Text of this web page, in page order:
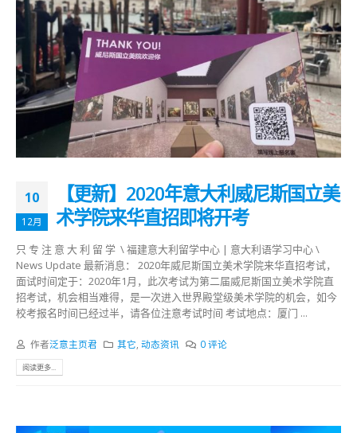
10
12月
【更新】2020年意大利威尼斯国立美
术学院来华直招即将开考
只 专 注 意 大 利 留 学 \ 福建意大利留学中心 | 意大利语学习中心 \
News Update 最新消息： 2020年威尼斯国立美术学院来华直招考试，
面试时间定于：2020年1月，此次考试为第二届威尼斯国立美术学院直
招考试，机会相当难得，是一次进入世界殿堂级美术学院的机会，如今
校考报名时间已经过半，请各位注意考试时间 考试地点：厦门 ...
作者泛意主页君 其它 ,动态资讯 0 评论
阅读更多...